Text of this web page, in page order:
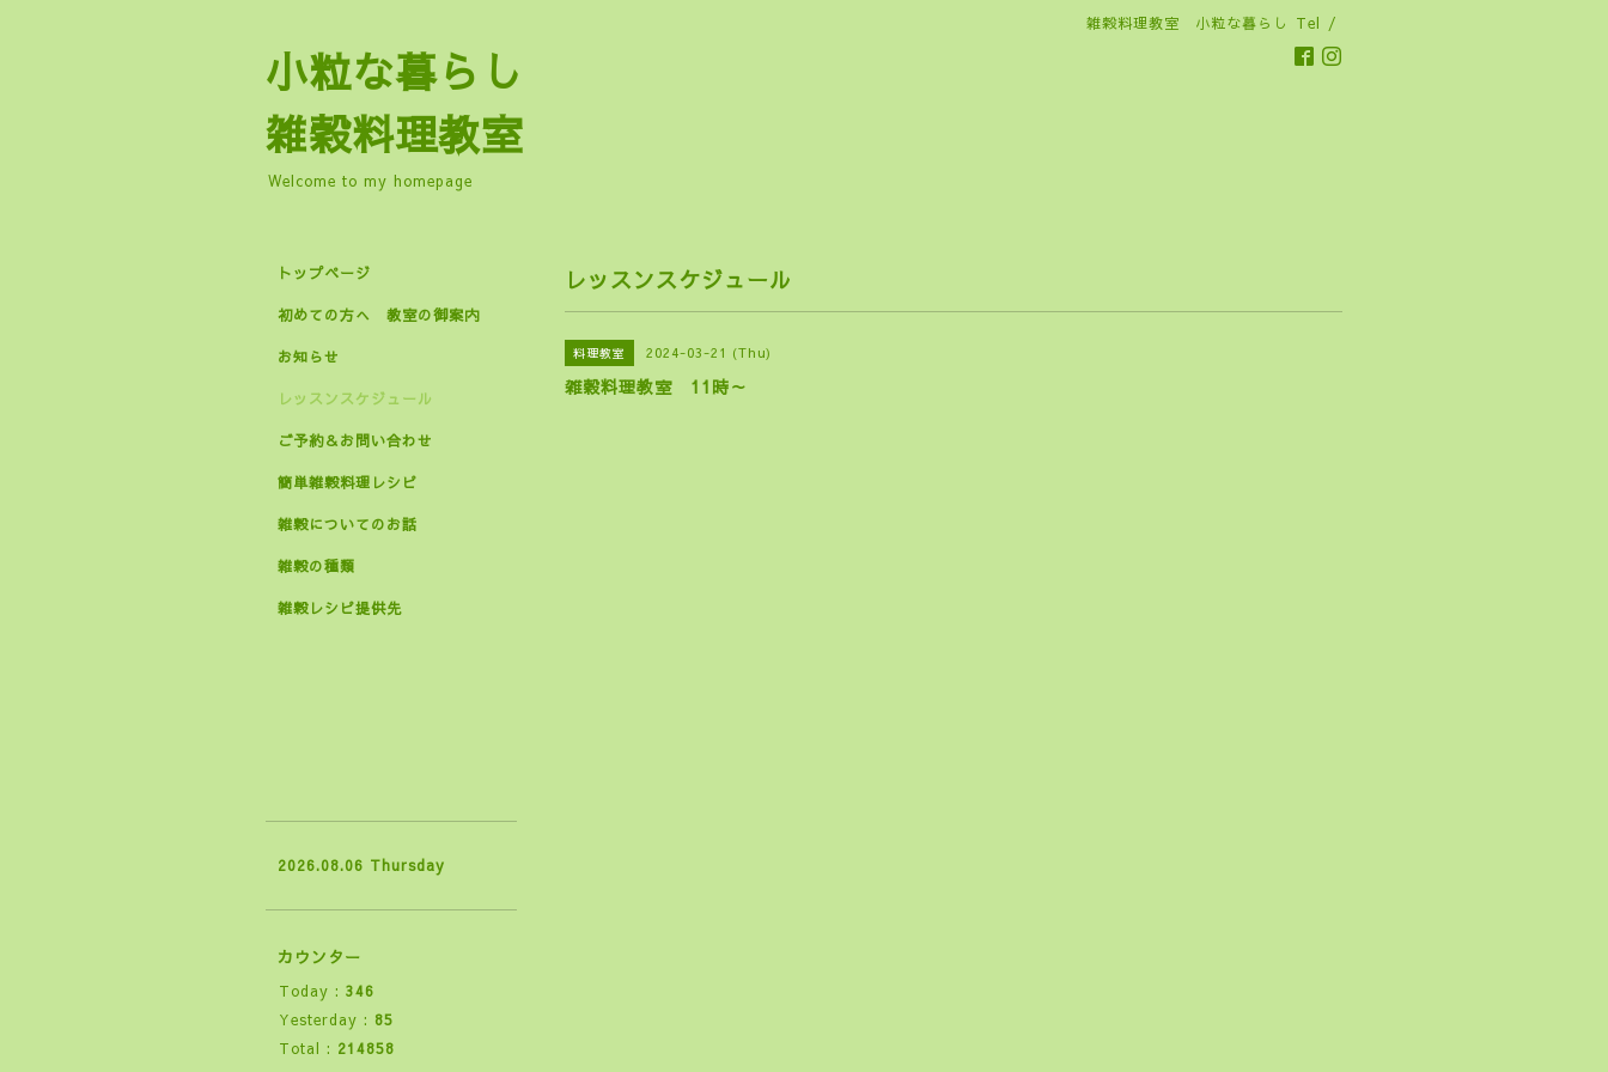
雑穀料理教室 小粒な暮らし Tel /
小粒な暮らし
雑穀料理教室
Welcome to my homepage
レッスンスケジュール
料理教室 2024-03-21 (Thu)
雑穀料理教室 11時～
トップページ
初めての方へ 教室の御案内
お知らせ
レッスンスケジュール
ご予約＆お問い合わせ
簡単雑穀料理レシピ
雑穀についてのお話
雑穀の種類
雑穀レシピ提供先
2026.08.06 Thursday
カウンター
Today : 346
Yesterday : 85
Total : 214858